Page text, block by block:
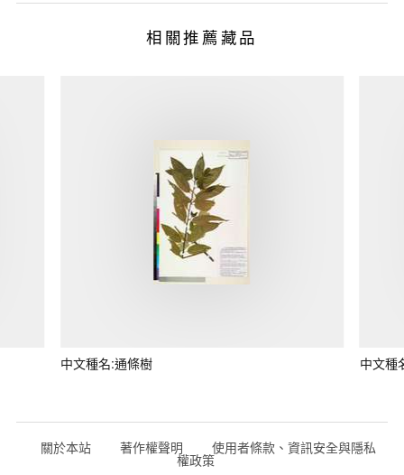
相關推薦藏品
中文種名:通條樹 中文種
關於本站 著作權聲明 使用者條款、資訊安全與隱私
權政策